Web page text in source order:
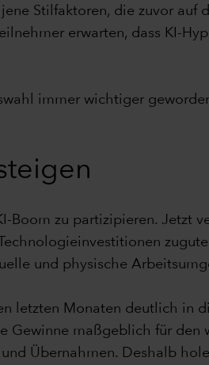
Stilfaktoren, die zuvor auf
erwarten, dass KI-
immer wichtiger
Boom zu partizipieren. Jetzt
und physische
letzten Monaten deutlich in
Gewinne maßgeblich für den
Übernahmen. Deshalb